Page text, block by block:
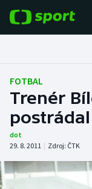
ME v atletice
ME v plavání
Hokej
FOTBAL
Trenér
dot
29. 8. 2011 | Zdroj: ČTK